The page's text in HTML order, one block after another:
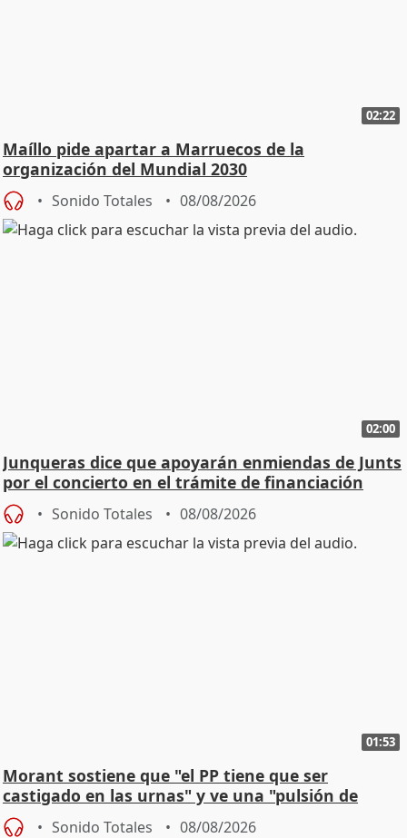
02:22
Maíllo pide apartar a Marruecos de la
organización del Mundial 2030
Sonido Totales 08/08/2026
02:00
Junqueras dice que apoyarán enmiendas de Junts
por el concierto en el trámite de financiación
Sonido Totales 08/08/2026
01:53
Morant sostiene que "el PP tiene que ser
castigado en las urnas" y ve una "pulsión de
cambio"
Sonido Totales 08/08/2026